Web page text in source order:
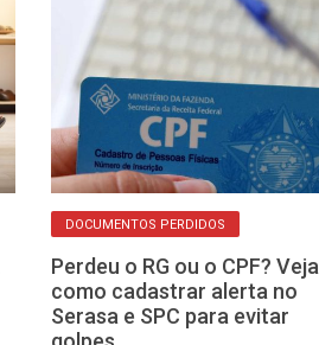
DOCUMENTOS PERDIDOS
Perdeu o RG ou o CPF? Veja
como cadastrar alerta no
Serasa e SPC para evitar